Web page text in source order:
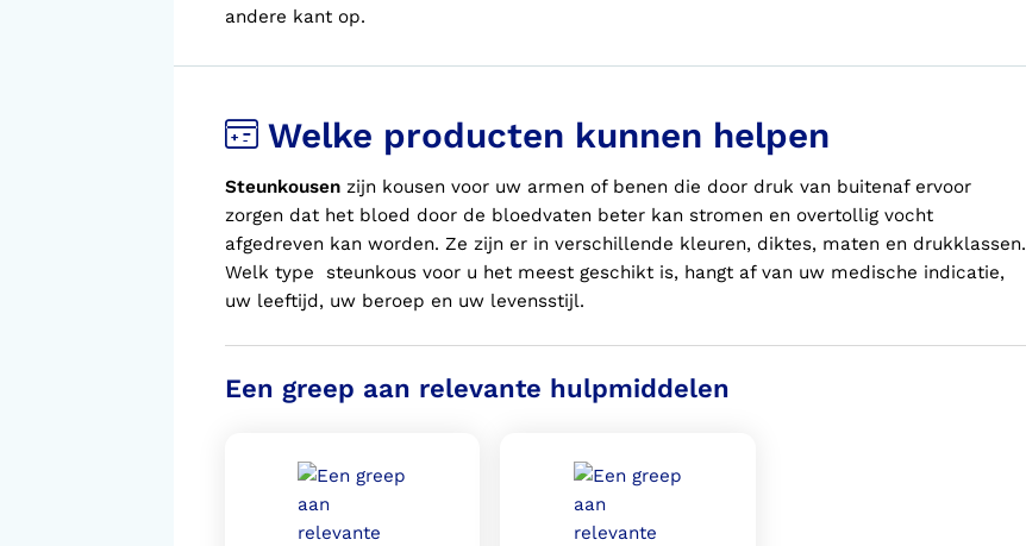
andere kant op.
Welke producten kunnen helpen
Steunkousenzijn kousen voor uw armen of benen die door druk van buitenaf ervoor
zorgen dat het bloed door de bloedvaten beter kan stromen en overtollig vocht
afgedreven kan worden. Ze zijn er in verschillende kleuren, diktes, maten en drukklassen.
Welk type steunkous voor u het meest geschikt is, hangt af van uwmedische indicatie,
uwleeftijd, uw beroep en uwlevensstijl.
Een greep aan relevante hulpmiddelen